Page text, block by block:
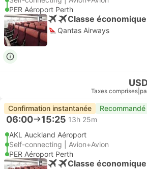
PER Aéroport Perth
Classe
Qantas Airways
Taxes comprises
Confirmation instantanée Recommandé
06:00 15:25 13h 25m
AKL Auckland Aéroport
Self-connecting | Avion+Avion
PER Aéroport Perth
Classe